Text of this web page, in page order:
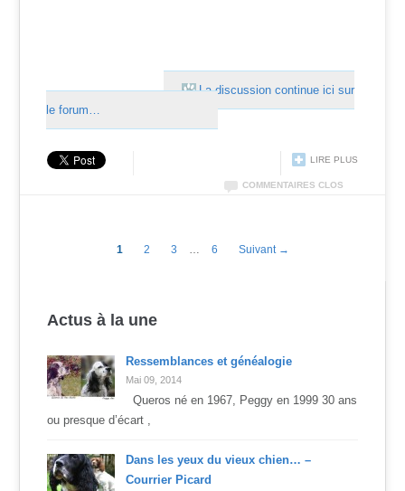
La discussion continue ici sur
le forum…
LIRE PLUS
COMMENTAIRES CLOS
1 2 3 … 6 Suivant →
Actus à la une
Ressemblances et généalogie
Mai 09, 2014
Queros né en 1967, Peggy en 1999 30 ans
ou presque d’écart ,
Dans les yeux du vieux chien… –
Courrier Picard